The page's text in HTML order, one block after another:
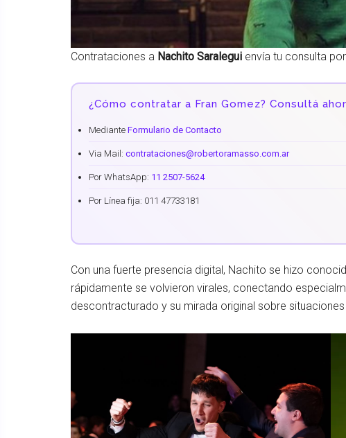
Contrataciones a Nachito Saralegui envía tu consulta
¿Cómo contratar a Fran Gomez? Consultá
Mediante Formulario de Contacto
Via Mail: contrataciones@robertoramasso.com.ar
Por WhatsApp: 11 2507-5624
Por Línea fija: 011 47733181
Con una fuerte presencia digital, Nachito se hizo
rápidamente se volvieron virales, conectando
descontracturado y su mirada original sobre